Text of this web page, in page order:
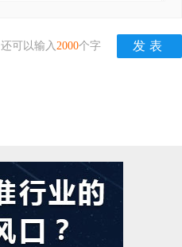
还可以输入 2000个字